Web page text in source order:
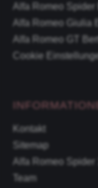
Alfa Romeo Spider
Alfa Romeo Giulia
Alfa Romeo GT
Cookie
Kontakt
Sitemap
Alfa Romeo
Team